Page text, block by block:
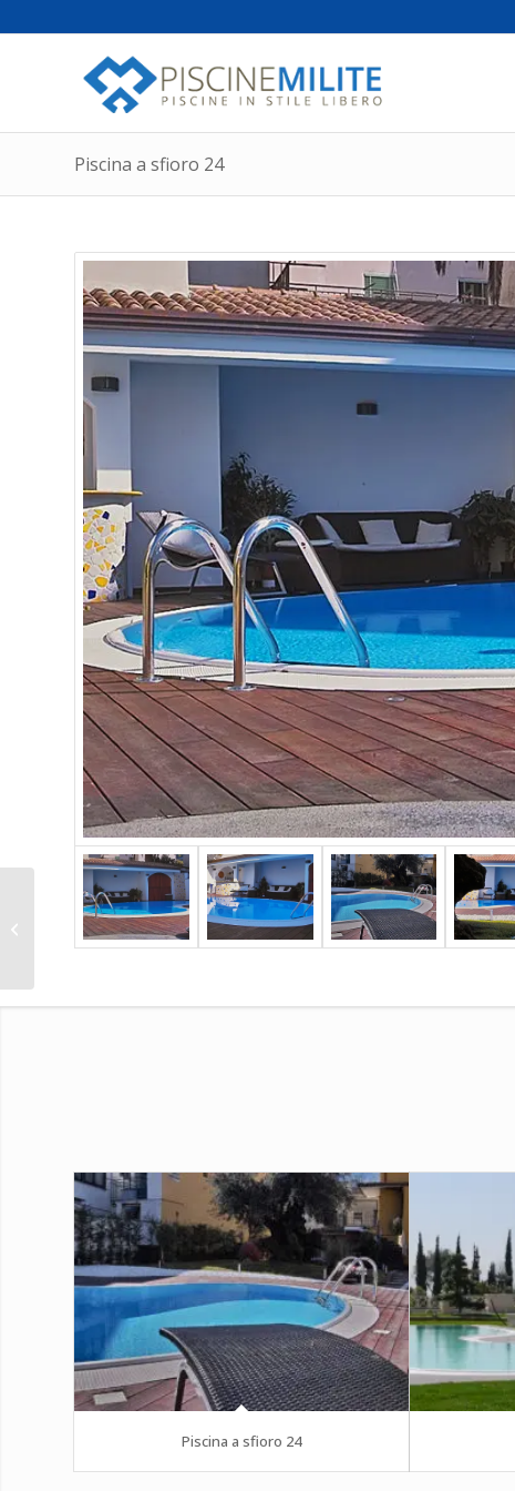
Piscina a sfioro 24
Piscina a sfioro 24
Piscina a sfioro 23